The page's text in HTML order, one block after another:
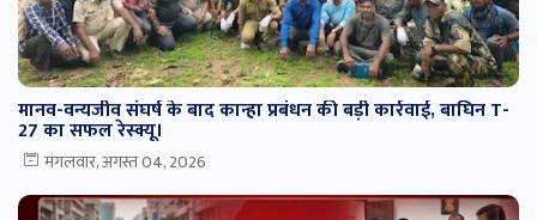
मानव-वन्यजीव संघर्ष के बाद कान्हा प्रबंधन की बड़ी कार्रवाई, बाघिन T-
27 का सफल रेस्क्यू।
मंगलवार, अगस्त 04, 2026